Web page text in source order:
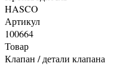
HASCO
Артикул
100664
Товар
Клапан / детали клапана